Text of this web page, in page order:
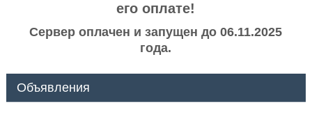
его оплате!
Сервер оплачен и запущен до 06.11.2025
года.
Объявления